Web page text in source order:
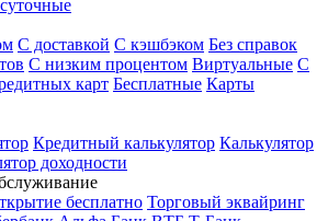
С доставкой С кэшбэком Без справок
С низким процентом Виртуальные С
карт Бесплатные Карты
Кредитный калькулятор Калькулятор
доходности
бесплатно Торговый эквайринг